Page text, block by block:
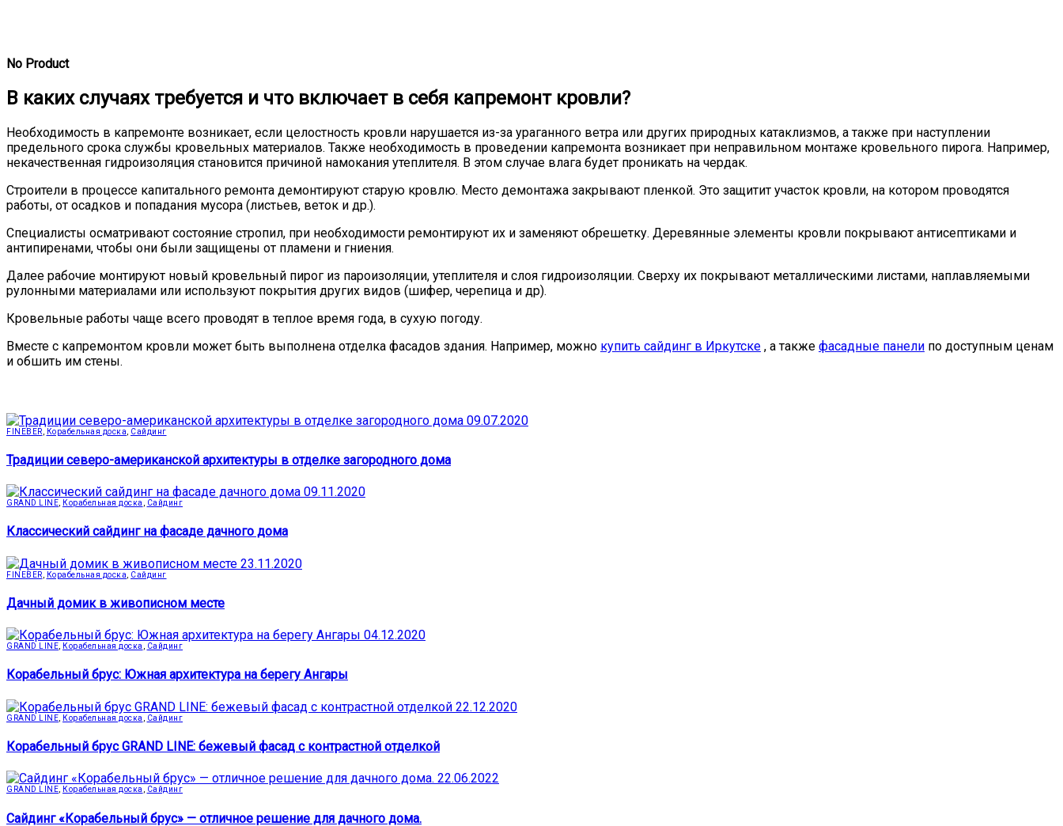
No Product
В каких случаях требуется и что включает в себя капремонт кровли?
Необходимость в капремонте возникает, если целостность кровли нарушается из-за ураганного ветра или других природных катаклизмов, а также при наступлении
предельного срока службы кровельных материалов. Также необходимость в проведении капремонта возникает при неправильном монтаже кровельного пирога. Например,
некачественная гидроизоляция становится причиной намокания утеплителя. В этом случае влага будет проникать на чердак.
Строители в процессе капитального ремонта демонтируют старую кровлю. Место демонтажа закрывают пленкой. Это защитит участок кровли, на котором проводятся
работы, от осадков и попадания мусора (листьев, веток и др.).
Специалисты осматривают состояние стропил, при необходимости ремонтируют их и заменяют обрешетку. Деревянные элементы кровли покрывают антисептиками и
антипиренами, чтобы они были защищены от пламени и гниения.
Далее рабочие монтируют новый кровельный пирог из пароизоляции, утеплителя и слоя гидроизоляции. Сверху их покрывают металлическими листами, наплавляемыми
рулонными материалами или используют покрытия других видов (шифер, черепица и др).
Кровельные работы чаще всего проводят в теплое время года, в сухую погоду.
Вместе с капремонтом кровли может быть выполнена отделка фасадов здания. Например, можно купить сайдинг в Иркутске , а также фасадные панели по доступным ценам
и обшить им стены.
09.07.2020
FINEBER Корабельная доска Сайдинг
Традиции северо-американской архитектуры в отделке загородного дома
09.11.2020
GRAND LINE Корабельная доска Сайдинг
Классический сайдинг на фасаде дачного дома
23.11.2020
FINEBER Корабельная доска Сайдинг
Дачный домик в живописном месте
04.12.2020
GRAND LINE Корабельная доска Сайдинг
Корабельный брус: Южная архитектура на берегу Ангары
22.12.2020
GRAND LINE Корабельная доска Сайдинг
Корабельный брус GRAND LINE: бежевый фасад с контрастной отделкой
22.06.2022
GRAND LINE, Корабельная доска , Сайдинг
Сайдинг «Корабельный брус» — отличное решение для дачного дома.